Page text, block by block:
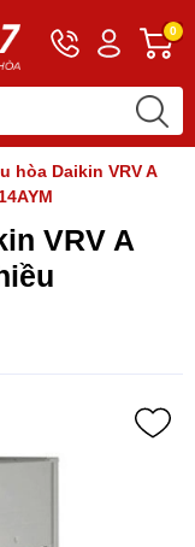
Hotline
0243
Tài
khoản
Khách
0
hòa Daikin VRV A
VRV A